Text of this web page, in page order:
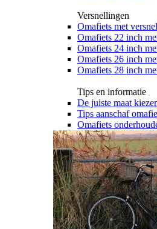
Versnellingen
Omafiets met
Omafiets 22 inch
Omafiets 24 inch
Omafiets 26 inch
Omafiets 28 inch
Tips en informatie
De juiste maat
Tips aanschaf
Omafiets